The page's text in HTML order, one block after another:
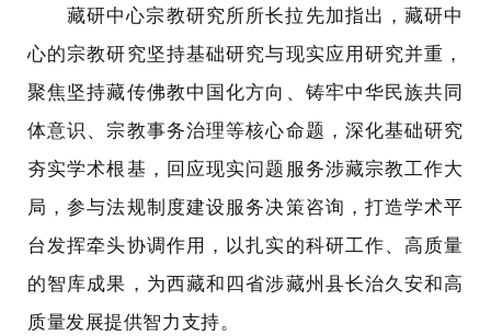
藏研中心宗教研究所所长拉先加指出，藏研中
心的宗教研究坚持基础研究与现实应用研究并重，
聚焦坚持藏传佛教中国化方向、铸牢中华民族共同
体意识、宗教事务治理等核心命题，深化基础研究
夯实学术根基，回应现实问题服务涉藏宗教工作大
局，参与法规制度建设服务决策咨询，打造学术平
台发挥牵头协调作用，以扎实的科研工作、高质量
的智库成果，为西藏和四省涉藏州县长治久安和高
质量发展提供智力支持。